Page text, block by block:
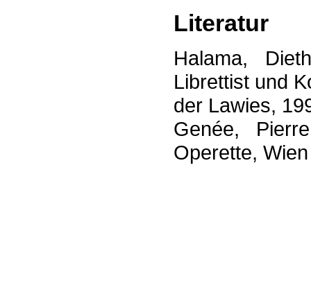
Literatur
Halama,
Librettist und
der Lawies,
Genée,
Operette,